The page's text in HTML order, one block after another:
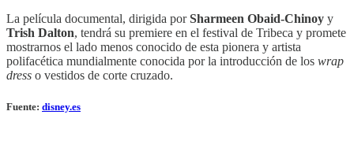
La película documental, dirigida porSharmeen Obaid-Chinoy y
Trish Dalton, tendrá su premiere en el festival de Tribeca y promete
mostrarnos el lado menos conocido de esta pionera y artista
polifacética mundialmente conocida por la introducción de los wrap
dress o vestidos de corte cruzado.
Fuente: disney.es